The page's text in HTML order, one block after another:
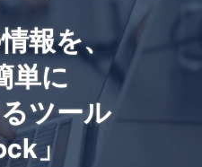
報を、
単に
ツール
」